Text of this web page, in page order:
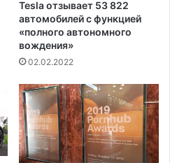
Tesla отзывает 53 822
автомобилей с функцией
«полного автономного
вождения»
02.02.2022